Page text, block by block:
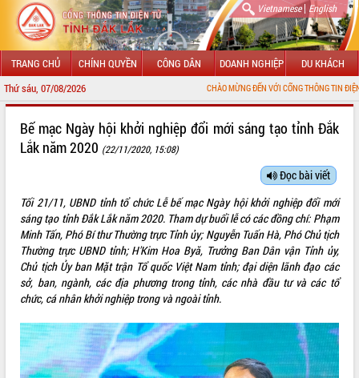
Vietnamese| English
TRANG CHỦ CHÍNH QUYỀN CÔNG DÂN DOANH NGHIỆP DU KHÁCH
Thứ sáu, 07/08/2026 CHÀO MỪNG ĐẾN VỚI CỔNG THÔNG TIN ĐIỆN TỬ TỈNH ĐẮK LẮK
LÃNH ĐẠO UBND TỈNH
SỞ, BAN, NGÀNH
UBND CÁC XÃ, PHƯỜNG
THÔNG TIN CHỈ ĐẠO ĐIỀU HÀNH
VĂN BẢN HĐND TỈNH
Bế mạc Ngày hội khởi nghiệp đổi mới sáng tạo tỉnh Đắk
Lắk năm 2020 (22/11/2020, 15:08)
Đọc bài viết
Tối 21/11, UBND tỉnh tổ chức Lễ bế mạc Ngày hội khởi nghiệp đổi mới
sáng tạo tỉnh Đắk Lắk năm 2020. Tham dự buổi lễ có các đồng chí: Phạm
Minh Tấn, Phó Bí thư Thường trực Tỉnh ủy; Nguyễn Tuấn Hà, Phó Chủ tịch
Thường trực UBND tỉnh; H'Kim Hoa Byă, Trưởng Ban Dân vận Tỉnh ủy,
Chủ tịch Ủy ban Mặt trận Tổ quốc Việt Nam tỉnh; đại diện lãnh đạo các
sở, ban, ngành, các địa phương trong tỉnh, các nhà đầu tư và các tổ
chức, cá nhân khởi nghiệp trong và ngoài tỉnh.